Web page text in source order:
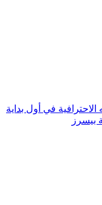
في أول بداية
بيسرز